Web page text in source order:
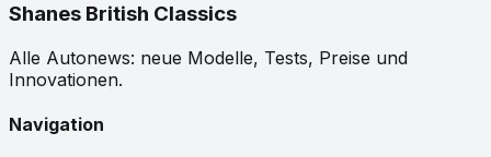
Shanes British Classics
Alle Autonews: neue Modelle, Tests, Preise und
Innovationen.
Navigation